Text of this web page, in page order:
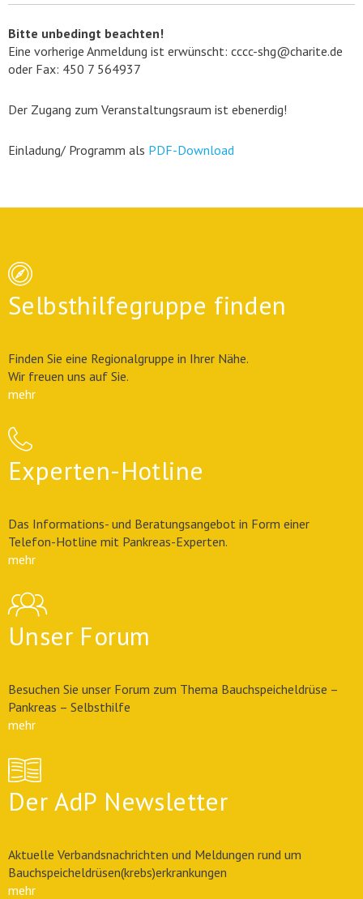
Bitte unbedingt beachten!
Eine vorherige Anmeldung ist erwünscht: cccc-shg@charite.de
oder Fax: 450 7 564937
Der Zugang zum Veranstaltungsraum ist ebenerdig!
Einladung/ Programm als PDF-Download
Selbsthilfegruppe finden
Finden Sie eine Regionalgruppe in Ihrer Nähe.
Wir freuen uns auf Sie.
mehr
Experten-Hotline
Das Informations- und Beratungsangebot in Form einer
Telefon-Hotline mit Pankreas-Experten.
mehr
Unser Forum
Besuchen Sie unser Forum zum Thema Bauchspeicheldrüse –
Pankreas – Selbsthilfe
mehr
Der AdP Newsletter
Aktuelle Verbandsnachrichten und Meldungen rund um
Bauchspeicheldrüsen(krebs)erkrankungen
mehr